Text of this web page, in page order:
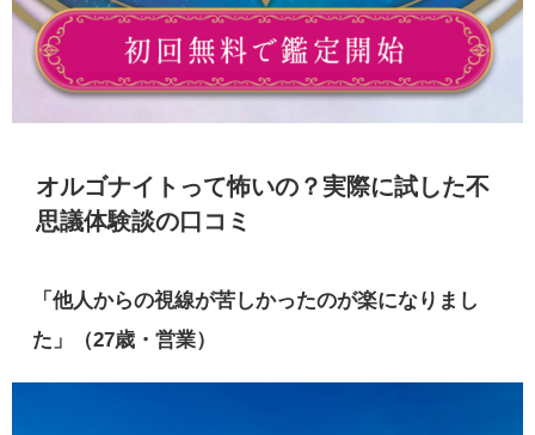
オルゴナイトって怖いの？実際に試した不
思議体験談の口コミ
「他人からの視線が苦しかったのが楽になりまし
た」（27歳・営業）